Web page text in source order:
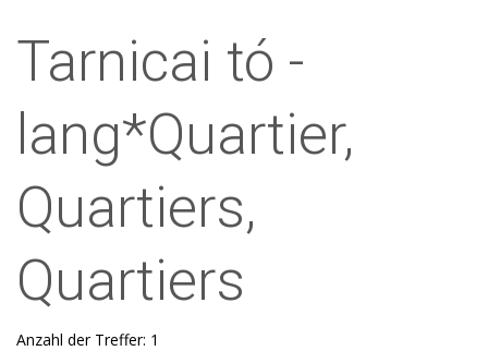
Tarnicai tó -
lang*Quartier,
Quartiers,
Quartiers
Anzahl der Treffer: 1